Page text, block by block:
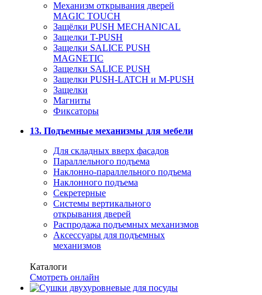
Механизм открывания дверей
MAGIC TOUCH
Защёлки PUSH MECHANICAL
Защелки T-PUSH
Защелки SALICE PUSH
MAGNETIC
Защелки SALICE PUSH
Защелки PUSH-LATCH и M-PUSH
Защелки
Магниты
Фиксаторы
13. Подъемные механизмы для мебели
Для складных вверх фасадов
Параллельного подъема
Наклонно-параллельного подъема
Наклонного подъема
Секретерные
Системы вертикального
открывания дверей
Распродажа подъемных механизмов
Аксессуары для подъемных
механизмов
Каталоги
Смотреть онлайн